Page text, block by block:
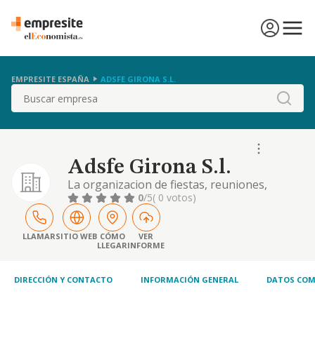
EMPRESITE ESPAÑA ADSFE GIRONA S.L.
Buscar
Adsfe Girona S.l.
La organizacion de fiestas, reuniones,
congresos, despedidas de solteros,
celebraciones y toda clase de eventos
festivos en general. produccion de
programas en medios radiofonicos,
televisivos, etc.
0/5( 0 votos)
LLAMARSITIO WEB CÓMO
LLEGAR
VER
INFORME
DIRECCIÓN Y CONTACTO INFORMACIÓN GENERAL DATOS